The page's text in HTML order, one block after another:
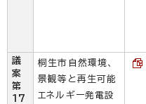
議
案
第
17
桐生市自然環境、
景観等と再生可能
エネルギー発電設